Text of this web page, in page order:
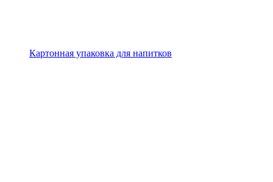
Картонная упаковка для напитков